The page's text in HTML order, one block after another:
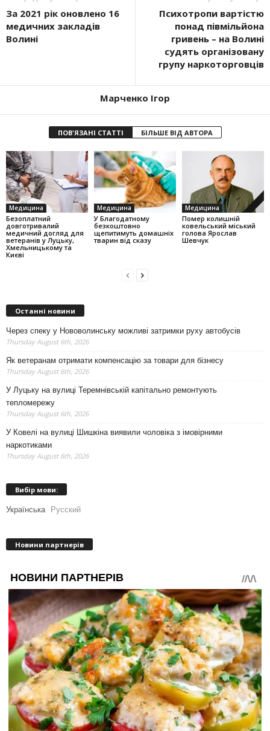
За 2021 рік оновлено 16
медичних закладів
Волині
Психотропи вартістю
понад півмільйона
гривень – на Волині
судять організовану
групу наркоторговців
Марченко Ігор
ПОВ'ЯЗАНІ СТАТТІ БІЛЬШЕ ВІД АВТОРА
Медицина
Безоплатний
довготривалий
медичний догляд для
ветеранів у Луцьку,
Хмельницькому та
Києві
Медицина
У Благодатному
безкоштовно
щепитимуть домашніх
тварин від сказу
Медицина
Помер колишній
ковельський міський
голова Ярослав
Шевчук
Останні новини
Через спеку у Нововолинську можливі затримки руху автобусів
Thursday August 6th, 2026
Як ветеранам отримати компенсацію за товари для бізнесу
Thursday August 6th, 2026
У Луцьку на вулиці Теремнівській капітально ремонтують
тепломережу
Thursday August 6th, 2026
У Ковелі на вулиці Шишкіна виявили чоловіка з імовірними
наркотиками
Thursday August 6th, 2026
Вибір мови:
Українська Русский
Новини партнерів